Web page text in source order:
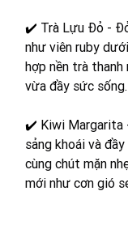
✔️ Trà Lựu Đỏ -
như viên ruby
hợp nền trà
vừa đầy sức sống.
✔️ Kiwi Margarita
sảng khoái và
cùng chút mặn
mới như cơn gió